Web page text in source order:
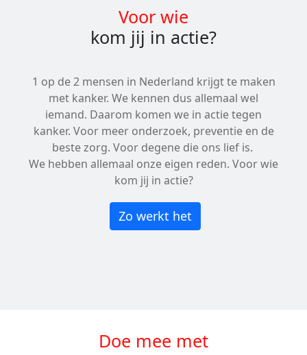
Voor wie
kom jij in actie?
1 op de 2 mensen in Nederland krijgt te maken
met kanker. We kennen dus allemaal wel
iemand. Daarom komen we in actie tegen
kanker. Voor meer onderzoek, preventie en de
beste zorg. Voor degene die ons lief is.
We hebben allemaal onze eigen reden. Voor wie
kom jij in actie?
Zo werkt het
Doe mee met